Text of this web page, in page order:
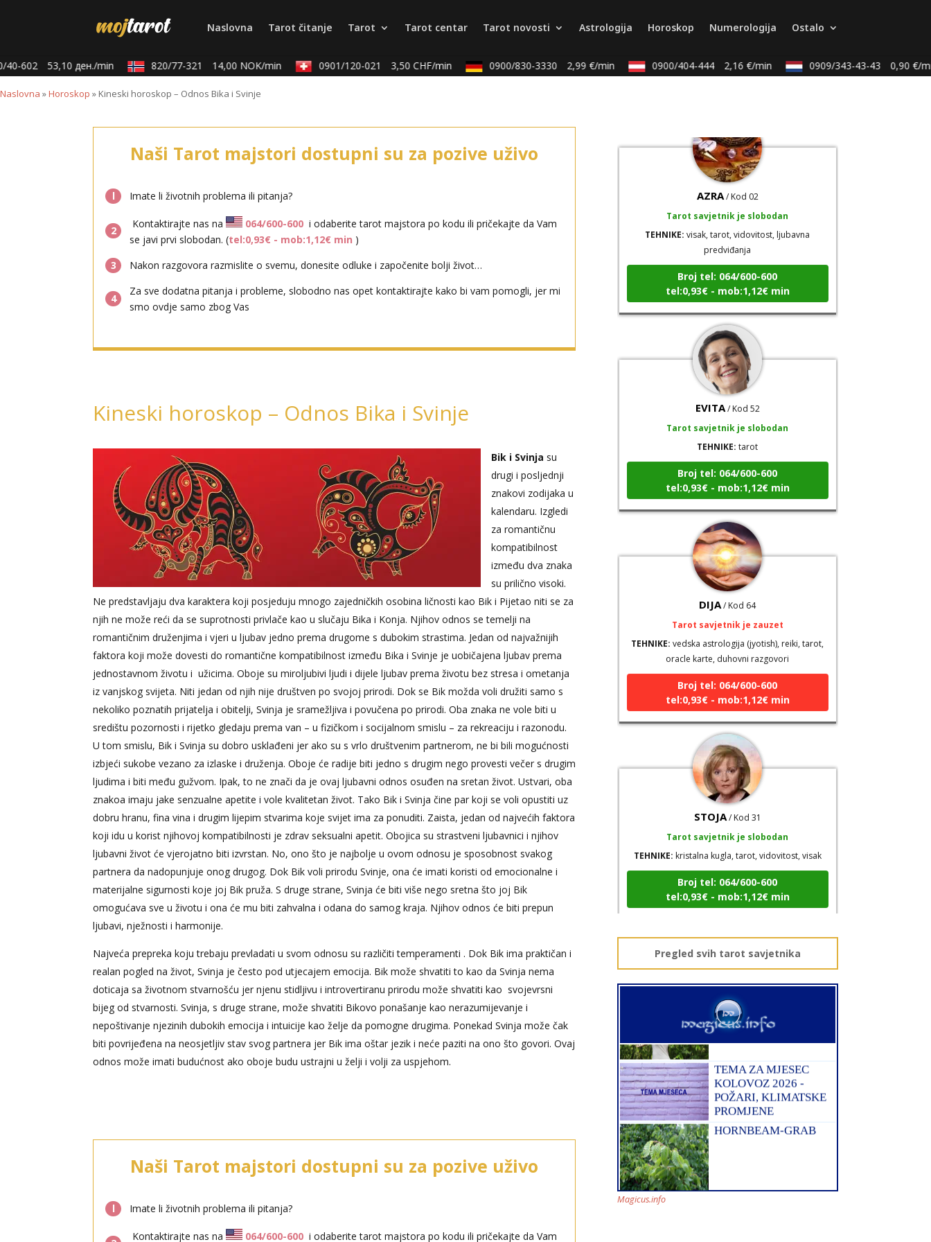
Naslovna Tarot čitanje Tarot Tarot centar Tarot novosti Astrologija Horoskop Numerologija Ostalo
602 53,10 ден./min 820/77-321 14,00 NOK/min 0901/120-021 3,50 CHF/min 0900/830-3330 2,99 €/min 0900/404-444 2,16 €/min 0909/343-43-43 0,90 €/min
Naslovna »Horoskop » Kineski horoskop – Odnos Bika i Svinje
Naši Tarot majstori dostupni su za pozive uživo
l Imate li životnih problema ili pitanja?
2
Kontaktirajte nas na 064/600-600 i odaberite tarot majstora po kodu ili pričekajte da Vam
se javi prvi slobodan. (tel:0,93€ - mob:1,12€ min )
3
Nakon razgovora razmislite o svemu, donesite odluke i započenite bolji život…
4
Za sve dodatna pitanja i probleme, slobodno nas opet kontaktirajte kako bi vam pomogli, jer mi
smo ovdje samo zbog Vas
Kineski horoskop – Odnos Bika i Svinje
Bik i Svinja su
drugi i posljednji
znakovi zodijaka u
kalendaru. Izgledi
za romantičnu
kompatibilnost
između dva znaka
su prilično visoki.
Ne predstavljaju dva karaktera koji posjeduju mnogo zajedničkih osobina ličnosti kao Bik i Pijetao niti se za
njih ne može reći da se suprotnosti privlače kao u slučaju Bika i Konja. Njihov odnos se temelji na
romantičnim druženjima i vjeri u ljubav jedno prema drugome s dubokim strastima. Jedan od najvažnijih
faktora koji može dovesti do romantične kompatibilnost između Bika i Svinje je uobičajena ljubav prema
jednostavnom životu i užicima. Oboje su miroljubivi ljudi i dijele ljubav prema životu bez stresa i ometanja
iz vanjskog svijeta. Niti jedan od njih nije društven po svojoj prirodi. Dok se Bik možda voli družiti samo s
nekoliko poznatih prijatelja i obitelji, Svinja je sramežljiva i povučena po prirodi. Oba znaka ne vole biti u
središtu pozornosti i rijetko gledaju prema van – u fizičkom i socijalnom smislu – za rekreaciju i razonodu.
U tom smislu, Bik i Svinja su dobro usklađeni jer ako su s vrlo društvenim partnerom, ne bi bili mogućnosti
izbjeći sukobe vezano za izlaske i druženja. Oboje će radije biti jedno s drugim nego provesti večer s drugim
ljudima i biti među gužvom. Ipak, to ne znači da je ovaj ljubavni odnos osuđen na sretan život. Ustvari, oba
znakoa imaju jake senzualne apetite i vole kvalitetan život. Tako Bik i Svinja čine par koji se voli opustiti uz
dobru hranu, fina vina i drugim lijepim stvarima koje svijet ima za ponuditi. Zaista, jedan od najvećih faktora
koji idu u korist njihovoj kompatibilnosti je zdrav seksualni apetit. Obojica su strastveni ljubavnici i njihov
ljubavni život će vjerojatno biti izvrstan. No, ono što je najbolje u ovom odnosu je sposobnost svakog
partnera da nadopunjuje onog drugog. Dok Bik voli prirodu Svinje, ona će imati koristi od emocionalne i
materijalne sigurnosti koje joj Bik pruža. S druge strane, Svinja će biti više nego sretna što joj Bik
omogućava sve u životu i ona će mu biti zahvalna i odana do samog kraja. Njihov odnos će biti prepun
ljubavi, nježnosti i harmonije.
Najveća prepreka koju trebaju prevladati u svom odnosu su različiti temperamenti . Dok Bik ima praktičan i
realan pogled na život, Svinja je često pod utjecajem emocija. Bik može shvatiti to kao da Svinja nema
doticaja sa životnom stvarnošću jer njenu stidljivu i introvertiranu prirodu može shvatiti kao svojevrsni
bijeg od stvarnosti. Svinja, s druge strane, može shvatiti Bikovo ponašanje kao nerazumijevanje i
nepoštivanje njezinih dubokih emocija i intuicije kao želje da pomogne drugima. Ponekad Svinja može čak
biti povrijeđena na neosjetljiv stav svog partnera jer Bik ima oštar jezik i neće paziti na ono što govori. Ovaj
odnos može imati budućnost ako oboje budu ustrajni u želji i volji za uspjehom.
Naši Tarot majstori dostupni su za pozive uživo
l Imate li životnih problema ili pitanja?
Kontaktirajte nas na 064/600-600 i odaberite tarot majstora po kodu ili pričekajte da Vam
TEHNIKE:kristalna kugla, tarot, vidovitost, visak
tel:0,93€ - mob:1,12€ min
AZRA/ Kod 02
visak, tarot, vidovitost, ljubavna
predviđanja
Broj tel: 064/600-600
tel:0,93€ - mob:1,12€ min
EVITA/ Kod 52
TEHNIKE:tarot
Broj tel: 064/600-600
tel:0,93€ - mob:1,12€ min
DIJA/ Kod 64
Tarot savjetnik je zauzet
vedska astrologija (jyotish), reiki, tarot,
oracle karte, duhovni razgovori
Broj tel: 064/600-600
tel:0,93€ - mob:1,12€ min
STOJA/ Kod 31
Tarot savjetnik je slobodan
kristalna kugla, tarot, vidovitost, visak
Broj tel: 064/600-600
tel:0,93€ - mob:1,12€ min
AZRA/ Kod 02
Tarot savjetnik je slobodan
TEHNIKE:visak, tarot, vidovitost, ljubavna
predviđanja
Broj tel: 064/600-600
tel:0,93€ - mob:1,12€ min
Pregled svih tarot savjetnika
Magicus.info